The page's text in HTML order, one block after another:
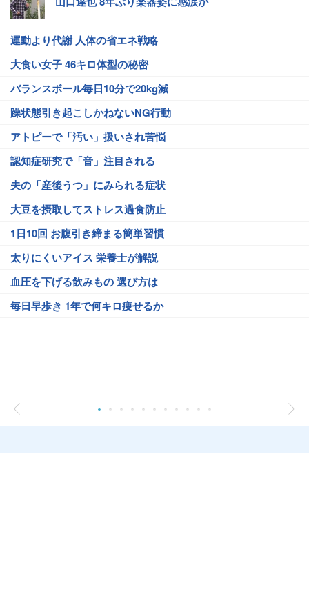
運動より代謝 人体の省エネ戦略
大食い女子 46キロ体型の秘密
バランスボール毎日10分で20kg減
躁状態引き起こしかねないNG行動
アトピーで「汚い」扱いされ苦悩
認知症研究で「音」注目される
夫の「産後うつ」にみられる症状
大豆を摂取してストレス過食防止
1日10回 お腹引き締まる簡単習慣
太りにくいアイス 栄養士が解説
血圧を下げる飲みもの 選び方は
毎日早歩き 1年で何キロ痩せるか